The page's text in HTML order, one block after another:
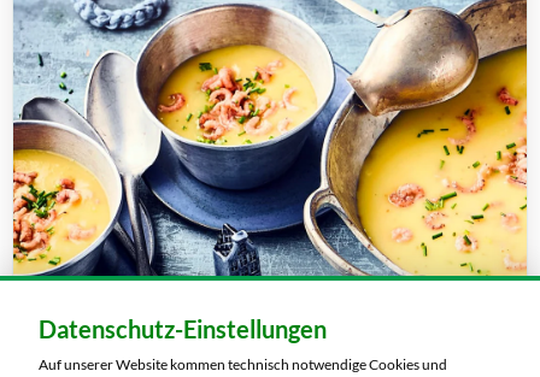
Datenschutz-Einstellungen
Auf unserer Website kommen technisch notwendige Cookies und